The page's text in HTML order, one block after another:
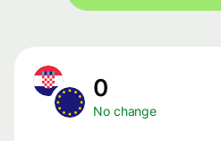
0
No change